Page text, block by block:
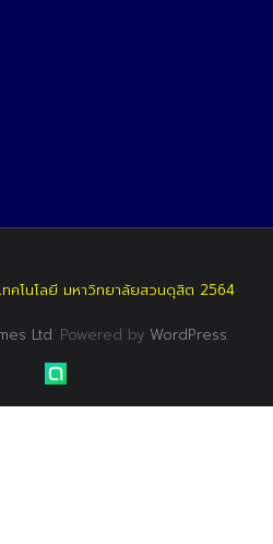
คโนโลยี มหาวิทยาลัยสวนดุสิต 2564
Ltd. Powered by WordPress.